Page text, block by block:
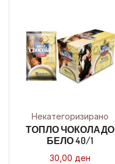
Некатегоризирано
ТОПЛО ЧОКОЛАДО
БЕЛО 40/1
30,00 ден